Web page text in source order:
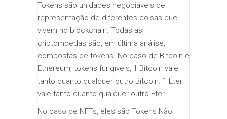
Tokens são unidades negociáveis de
representação de diferentes coisas que
vivem no blockchain. Todas as
criptomoedas são, em última análise,
compostas de tokens. No caso de Bitcoin e
Ethereum, tokens fungíveis, 1 Bitcoin vale
tanto quanto qualquer outro Bitcoin. 1 Éter
vale tanto quanto qualquer outro Éter.
No caso de NFTs, eles são Tokens Não